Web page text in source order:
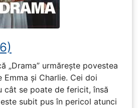
„Drama” urmărește povestea
și Charlie. Cei doi
cât se poate de fericit, însă
subit pus în pericol atunci